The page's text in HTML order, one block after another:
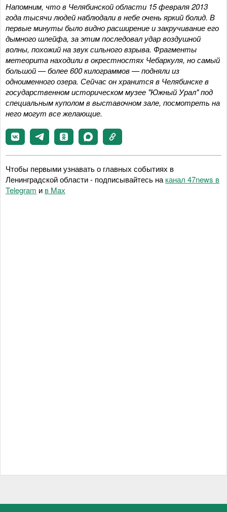
Напомним, что в Челябинской области 15 февраля 2013
года тысячи людей наблюдали в небе очень яркий болид. В
первые минуты было видно расширение и закручивание его
дымного шлейфа, за этим последовал удар воздушной
волны, похожий на звук сильного взрыва. Фрагменты
метеорита находили в окрестностях Чебаркуля, но самый
большой — более 600 килограммов — подняли из
одноименного озера. Сейчас он хранится в Челябинске в
государственном историческом музее "Южный Урал" под
специальным куполом в выставочном зале, посмотреть на
него могут все желающие.
Чтобы первыми узнавать о главных событиях в
Ленинградской области - подписывайтесь на канал 47news в
Telegram и в Maх